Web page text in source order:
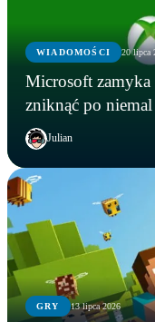
WIADOMOŚCI 20 lipca
Microsoft zamyka
zniknąć po
Julian
GRY 13 lipca 2026